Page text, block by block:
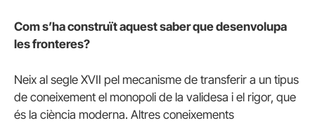
Com s’ha construït aquest saber que desenvolupa
les fronteres?
Neix al segle XVII pel mecanisme de transferir a un tipus
de coneixement el monopoli de la validesa i el rigor, que
és la ciència moderna. Altres coneixements